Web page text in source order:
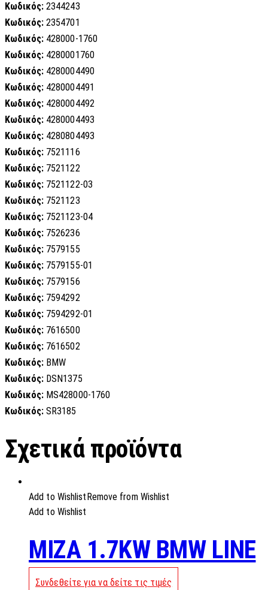
Κωδικός: 2344243
Κωδικός: 2354701
Κωδικός: 428000-1760
Κωδικός: 4280001760
Κωδικός: 4280004490
Κωδικός: 4280004491
Κωδικός: 4280004492
Κωδικός: 4280004493
Κωδικός: 4280804493
Κωδικός: 7521116
Κωδικός: 7521122
Κωδικός: 7521122-03
Κωδικός: 7521123
Κωδικός: 7521123-04
Κωδικός: 7526236
Κωδικός: 7579155
Κωδικός: 7579155-01
Κωδικός: 7579156
Κωδικός: 7594292
Κωδικός: 7594292-01
Κωδικός: 7616500
Κωδικός: 7616502
Κωδικός: BMW
Κωδικός: DSN1375
Κωδικός: MS428000-1760
Κωδικός: SR3185
Σχετικά προϊόντα
Add to Wishlist Remove from Wishlist
Add to Wishlist
MIZA 1.7KW BMW LINE
Συνδεθείτε για να δείτε τις τιμές